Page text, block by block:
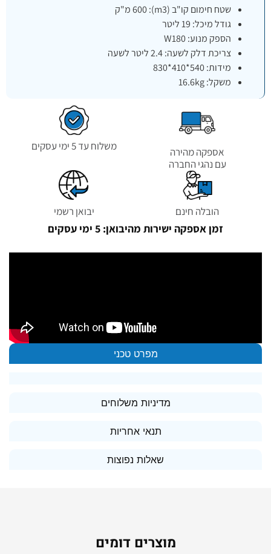
שטח חימום קו"ב (m3): ​600 מ"ק
גודל מיכל: 19 ליטר
הספק מנוע: W180
צריכת דלק לשעה: 2.4 ליטר לשעה
מידות: 540*410*830
משקל: 16.6kg
אספקה מהירה
עם נהגי החברה
משלוח עד 5 ימי עסקים
הובלה חינם יבואן רשמי
זמן אספקה ישירות מהיבואן: 5 ימי עסקים
מפרט טכני
מדיניות משלוחים
תנאי אחריות
שאלות נפוצות
מוצרים דומים